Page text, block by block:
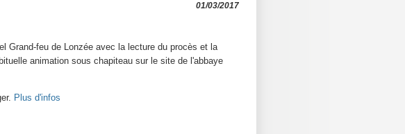
01/03/2017
Grand-feu de Lonzée avec la lecture du procès et la
animation sous chapiteau sur le site de l'abbaye
Plus d'infos